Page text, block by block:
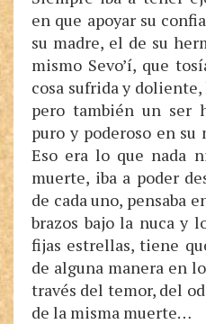
en que apoyar su
su madre, el de su
mismo Sevo’í, que
cosa sufrida y
pero también un ser
puro y poderoso en su
Eso era lo que nada
muerte, iba a poder
de cada uno, pensaba
brazos bajo la nuca y
fijas estrellas, tiene
de alguna manera en
través del temor, del
de la misma muerte…